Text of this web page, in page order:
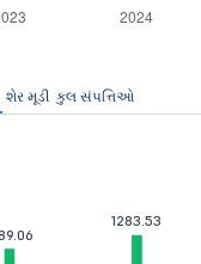
શેર મૂડી કુલ સંપત્તિઓ